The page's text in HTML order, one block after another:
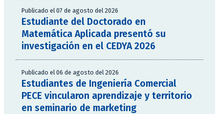
Publicado el 07 de agosto del 2026
Estudiante del Doctorado en
Matemática Aplicada presentó su
investigación en el CEDYA 2026
Publicado el 06 de agosto del 2026
Estudiantes de Ingeniería Comercial
PECE vincularon aprendizaje y territorio
en seminario de marketing